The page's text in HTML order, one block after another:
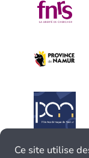
Ce site utilise